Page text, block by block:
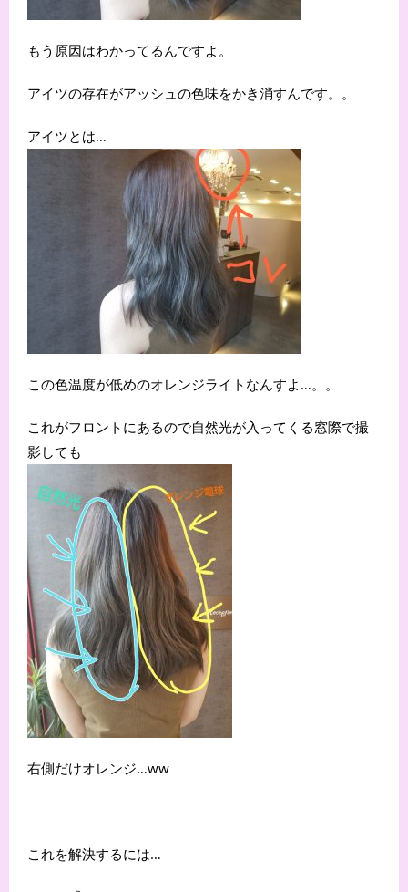
もう原因はわかってるんですよ。
アイツの存在がアッシュの色味をかき消すんです。。
アイツとは…
この色温度が低めのオレンジライトなんすよ…。。
これがフロントにあるので自然光が入ってくる窓際で撮
影しても
右側だけオレンジ…ww
これを解決するには…